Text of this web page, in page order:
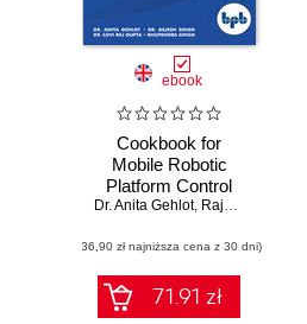
ebook
Cookbook for
Mobile Robotic
Platform Control
Dr. Anita Gehlot, Rajesh Singh
(36,90 zł najniższa cena z 30 dni)
71.91 zł